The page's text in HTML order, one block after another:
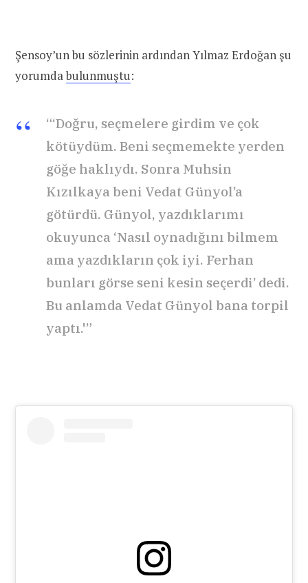
Şensoy’un bu sözlerinin ardından Yılmaz Erdoğan şu
yorumdabulunmuştu:
“‘Doğru, seçmelere girdim ve çok
kötüydüm. Beni seçmemekte yerden
göğe haklıydı. Sonra Muhsin
Kızılkaya beni Vedat Günyol’a
götürdü. Günyol, yazdıklarımı
okuyunca ‘Nasıl oynadığını bilmem
ama yazdıkların çok iyi. Ferhan
bunları görse seni kesin seçerdi’ dedi.
Bu anlamda Vedat Günyol bana torpil
yaptı.'”